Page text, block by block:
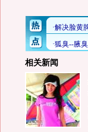
相关新闻